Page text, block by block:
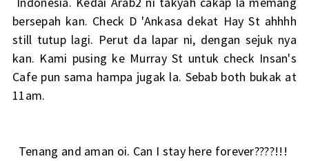
bersepah kan. Check D 'Ankasa dekat Hay St ahhhh
still tutup lagi. Perut da lapar ni, dengan sejuk nya
kan. Kami pusing ke Murray St untuk check Insan's
Cafe pun sama hampa jugak la. Sebab both bukak at
11am.
Tenang and aman oi. Can I stay here forever????!!!